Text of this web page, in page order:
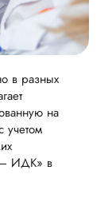
в разных
на
– ИДК» в